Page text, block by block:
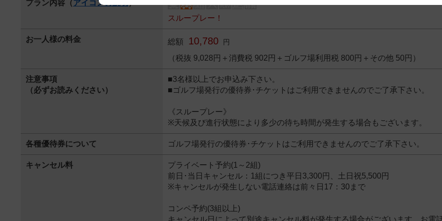
プラン内容（アイコンの説明
スループレー！
お一人様の料金 総額 10,780 円
（税抜 9,028円＋消費税 902円＋ゴルフ場利用税 800円＋その他 50円）
注意事項
（必ずお読みください）
■3名様以上でお申込み下さい。
■ゴルフ場発行の優待券･チケットはご利用できませんのでご了承下さい。
《スループレー》
※天候及び進行状態により多少の待ち時間が発生する場合もございます。
各種優待券について ゴルフ場発行の優待券･チケットはご利用できませんのでご了承下さい。
キャンセル料
プライベート予約(1～2組)
前日･当日キャンセル：1組につき平日3,300円、土日祝5,500円
※キャンセルが発生しない電話連絡は前々日17：30まで
コンペ予約(3組以上)
キャンセル日によって別途キャンセル料が発生する場合がございます。お電
We appreciate your understanding and cooperation regarding the above points.